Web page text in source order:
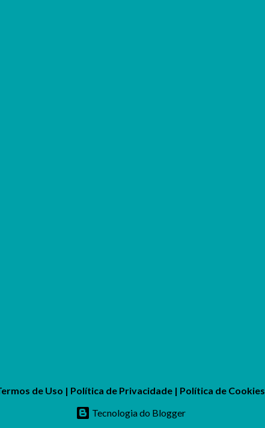
de Uso | Política de Privacidade | Política de Cookies
Tecnologia do Blogger